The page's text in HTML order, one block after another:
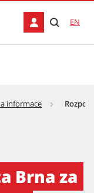
EN
informace
Brna za